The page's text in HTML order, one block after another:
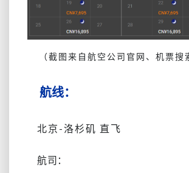
（截图来自航空公司官网、机票搜
航线：
北京-洛杉矶 直飞
航司：